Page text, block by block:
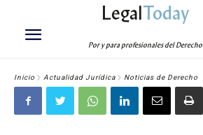
LegalToday
Por y para profesionales del Derecho
Inicio Actualidad Jurídica Noticias de Derecho